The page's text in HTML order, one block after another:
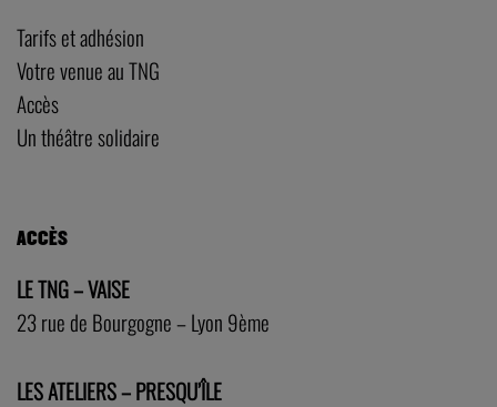
Tarifs et adhésion
Votre venue au TNG
Accès
Un théâtre solidaire
ACCÈS
LE TNG – VAISE
23 rue de Bourgogne – Lyon 9ème
LES ATELIERS – PRESQU’ÎLE